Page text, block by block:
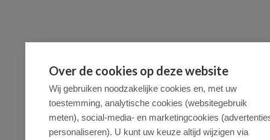
Over de cookies op deze website
Wij gebruiken noodzakelijke cookies en, met uw
toestemming, analytische cookies (websitegebruik
meten), social-media- en marketingcookies
personaliseren). U kunt uw keuze altijd wijzigen via